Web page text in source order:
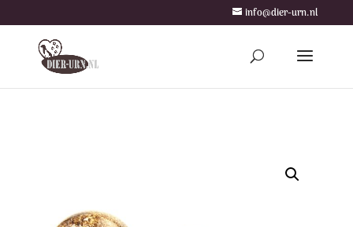
info@dier-urn.nl